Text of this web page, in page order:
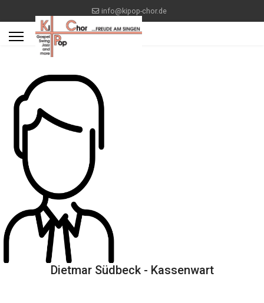
info@kipop-chor.de
Dietmar Südbeck - Kassenwart